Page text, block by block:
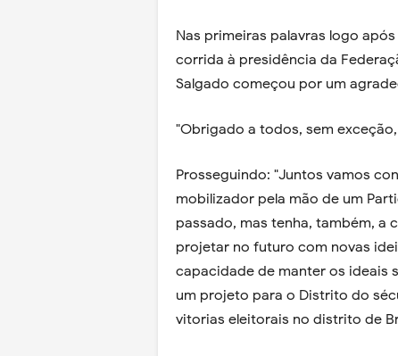
Nas primeiras palavras logo
corrida à presidência da
Salgado começou por um
"Obrigado a todos, sem
Prosseguindo: "Juntos vamos
mobilizador pela mão de um
passado, mas tenha, também, a
projetar no futuro com novas
capacidade de manter os ideais
um projeto para o Distrito do
vitorias eleitorais no distrito de